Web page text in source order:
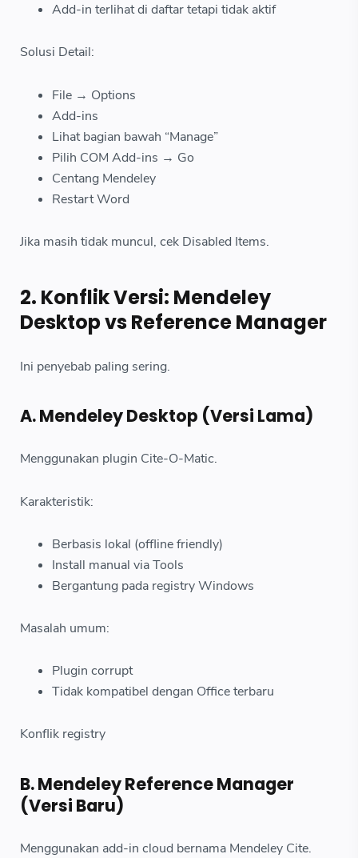
Add-in terlihat di daftar tetapi tidak aktif
Solusi Detail:
File → Options
Add-ins
Lihat bagian bawah “Manage”
Pilih COM Add-ins → Go
Centang Mendeley
Restart Word
Jika masih tidak muncul, cek Disabled Items.
2. Konflik Versi: Mendeley
Desktop vs Reference Manager
Ini penyebab paling sering.
A. Mendeley Desktop (Versi Lama)
Menggunakan plugin Cite-O-Matic.
Karakteristik:
Berbasis lokal (offline friendly)
Install manual via Tools
Bergantung pada registry Windows
Masalah umum:
Plugin corrupt
Tidak kompatibel dengan Office terbaru
Konflik registry
B. Mendeley Reference Manager
(Versi Baru)
Menggunakan add-in cloud bernama Mendeley Cite.